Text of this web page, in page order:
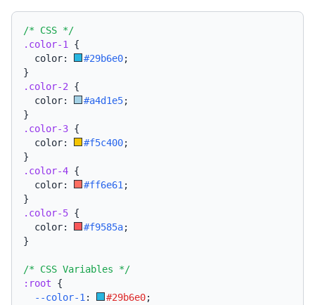
/* CSS */
.color-1
{
  color:
#29b6e0;
}
.color-2 {
  color:
#a4d1e5;
}
.color-3 {
  color:
#f5c400;
}
.color-4 {
  color:
#ff6e61 ;
}
.color-5 {
  color:
#f9585a;
}
/* CSS Variables */
:root {
--color-1 : #29b6e0;